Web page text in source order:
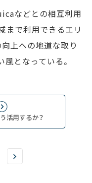
などとの相互利用
まで利用できるエリ
上への地道な取り
となっている。
活用するか？